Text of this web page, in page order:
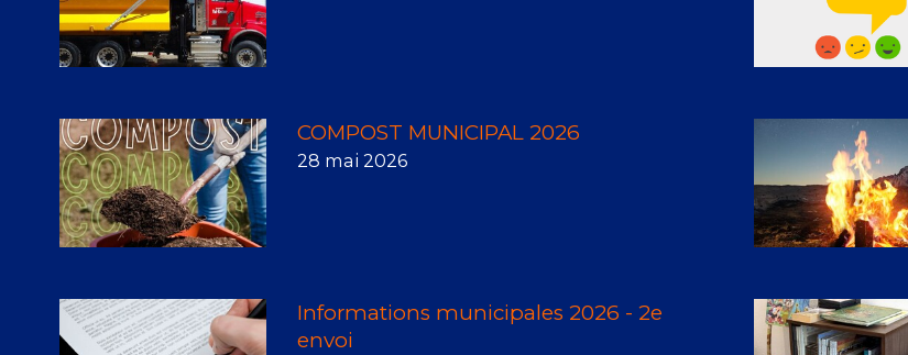
COMPOST MUNICIPAL 2026
28 mai 2026
Informations municipales 2026 - 2e
envoi